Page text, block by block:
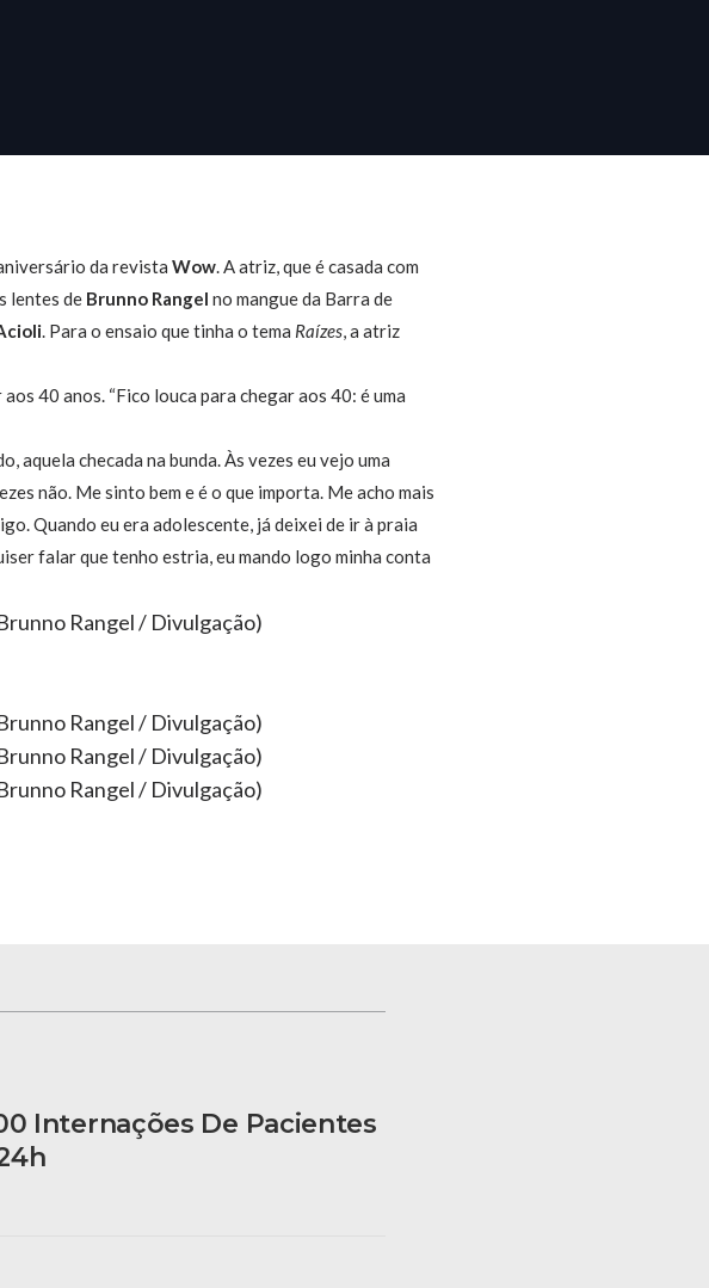
aniversário da revistaWow . A atriz, que é casada com
lentes de Brunno Rangel no mangue da Barra de
. Para o ensaio que tinha o tema Raízes , a atriz
40 anos. “Fico louca para chegar aos 40: é uma
aquela checada na bunda. Às vezes eu vejo uma
não. Me sinto bem e é o que importa. Me acho mais
Quando eu era adolescente, já deixei de ir à praia
falar que tenho estria, eu mando logo minha conta
Rangel / Divulgação)
Rangel / Divulgação)
Rangel / Divulgação)
Rangel / Divulgação)
Internações De Pacientes